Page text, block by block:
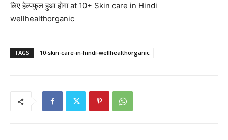
लिए हेल्पफुल हुआ होगा at 10+ Skin care in Hindi
wellhealthorganic
TAGS 10-skin-care-in-hindi-wellhealthorganic